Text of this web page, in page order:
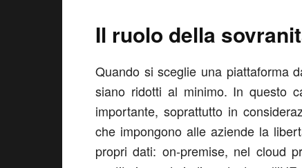
Il ruolo della
Quando si sceglie una piattaforma
siano ridotti al minimo. In questo
importante, soprattutto in
che impongono alle aziende la
propri dati: on-premise, nel cloud